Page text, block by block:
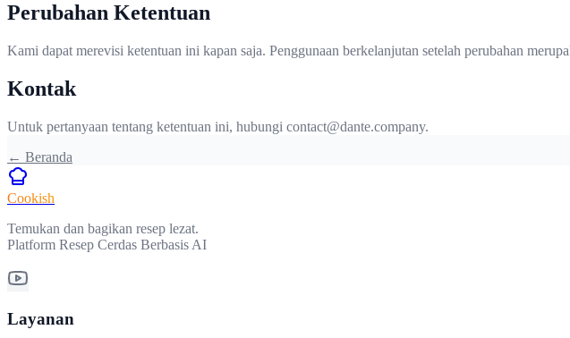
Perubahan Ketentuan
Kami dapat merevisi ketentuan ini kapan saja. Penggunaan berkelanjutan setelah perubahan
Kontak
Untuk pertanyaan tentang ketentuan ini, hubungi contact@dante.company.
← Beranda
Cookish
Temukan dan bagikan resep lezat.
Platform Resep Cerdas Berbasis AI
Layanan